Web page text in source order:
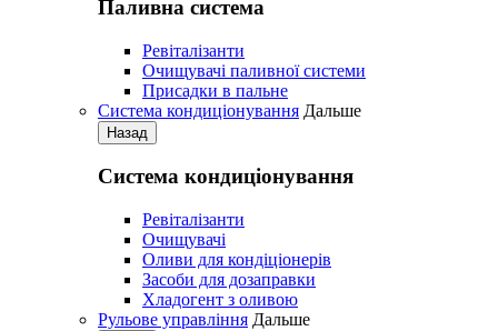
Паливна система
Ревіталізанти
Очищувачі паливної системи
Присадки в пальне
Система кондиціонування Дальше
Назад
Система кондиціонування
Pевіталізанти
Очищувачі
Оливи для кондіціонерів
Засоби для дозаправки
Хладогент з оливою
Рульове управління Дальше